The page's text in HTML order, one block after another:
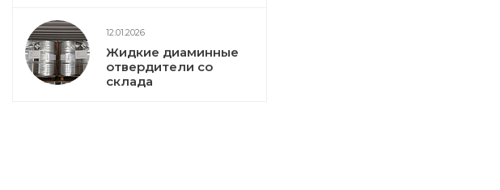
12.01.2026
Жидкие диаминные
отвердители со
склада